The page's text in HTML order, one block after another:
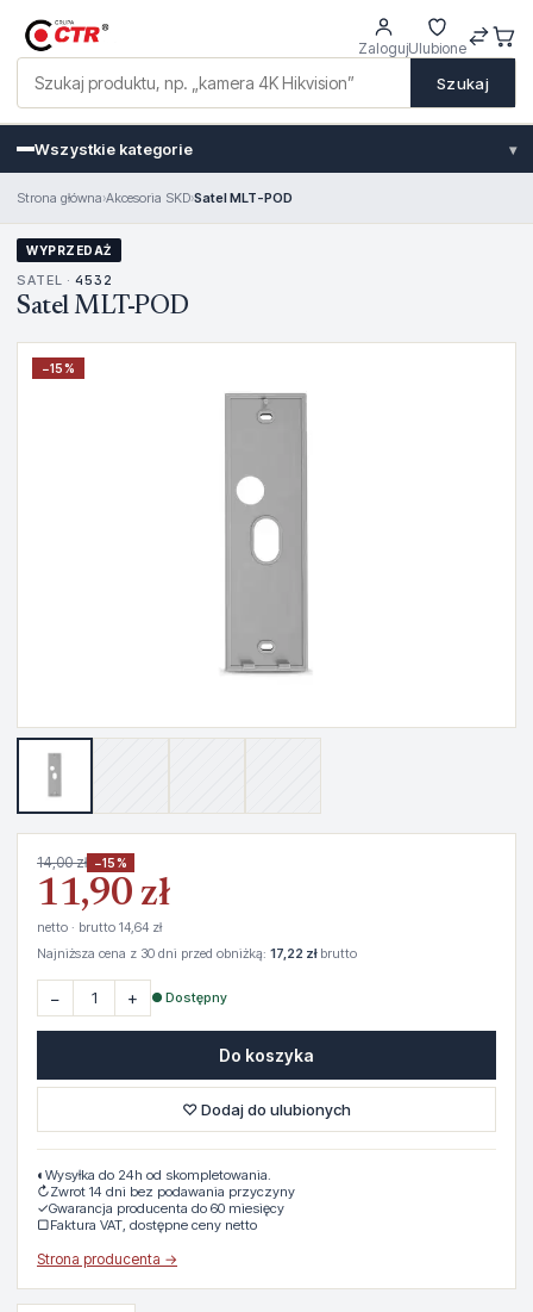
Szukaj
ZalogujUlubione
Wszystkie kategorie ▾
Strona główna›Akcesoria SKD›Satel MLT-POD
WYPRZEDAŻ
SATEL · 4532
Satel MLT-POD
−15%
14,00 zł −15%
11,90 zł
netto · brutto 14,64 zł
Najniższa cena z 30 dni przed obniżką: 17,22 złbrutto
− + ● Dostępny
Do koszyka
♡ Dodaj do ulubionych
◐ Wysyłka do 24h od skompletowania.
↻Zwrot 14 dni bez podawania przyczyny
✓Gwarancja producenta do 60 miesięcy
▢Faktura VAT, dostępne ceny netto
Strona producenta →